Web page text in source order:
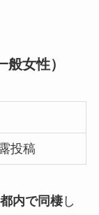
女性）
投稿
都内で同棲し